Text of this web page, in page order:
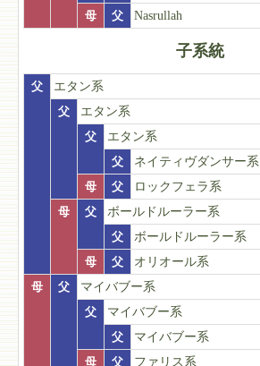
母
父 Nasrullah
子系統
父
エタン系
父
エタン系
父
エタン系
父
ネイティヴダンサー系
母
父
ロックフェラ系
母
父
ボールドルーラー系
父
ボールドルーラー系
母
父
オリオール系
母
父
マイバブー系
父
マイバブー系
父
マイバブー系
母
父
ファリス系